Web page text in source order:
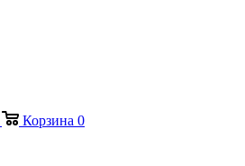
Корзина 0